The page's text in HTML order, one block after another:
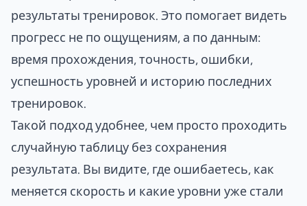
результаты тренировок. Это помогает видеть
прогресс не по ощущениям, а по данным:
время прохождения, точность, ошибки,
успешность уровней и историю последних
тренировок.
Такой подход удобнее, чем просто проходить
случайную таблицу без сохранения
результата. Вы видите, где ошибаетесь, как
меняется скорость и какие уровни уже стали